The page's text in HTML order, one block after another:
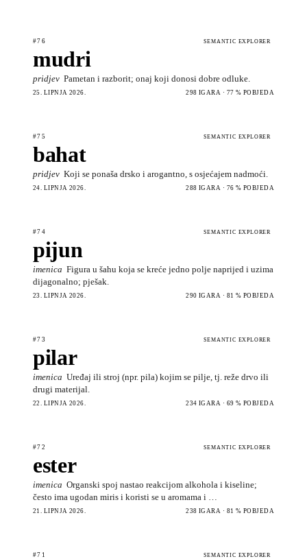
#76 SEMANTIC EXPLORER
mudri
pridjev Pametan i razborit; onaj koji donosi dobre odluke.
25. LIPNJA 2026. 298 IGARA · 77 % POBJEDA
#75 SEMANTIC EXPLORER
bahat
pridjev Koji se ponaša drsko i arogantno, s osjećajem nadmoći.
24. LIPNJA 2026. 288 IGARA · 76 % POBJEDA
#74 SEMANTIC EXPLORER
pijun
imenica Figura u šahu koja se kreće jedno polje naprijed i uzima
dijagonalno; pješak.
23. LIPNJA 2026. 290 IGARA · 81 % POBJEDA
#73 SEMANTIC EXPLORER
pilar
imenica Uređaj ili stroj (npr. pila) kojim se pilje, tj. reže drvo ili
drugi materijal.
22. LIPNJA 2026. 234 IGARA · 69 % POBJEDA
#72 SEMANTIC EXPLORER
ester
imenica Organski spoj nastao reakcijom alkohola i kiseline;
često ima ugodan miris i koristi se u aromama i …
21. LIPNJA 2026. 238 IGARA · 81 % POBJEDA
#71 SEMANTIC EXPLORER